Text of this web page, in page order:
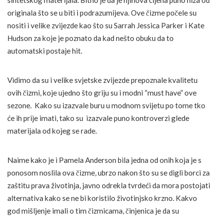
originala što se u biti i podrazumijeva. Ove čizme počele su
nositi i velike zvijezde kao što su Sarrah Jessica Parker i Kate
Hudson za koje je poznato da kad nešto obuku da to
automatski postaje hit.
Vidimo da su i velike svjetske zvijezde prepoznale kvalitetu
ovih čizmi, koje ujedno što griju su i modni “must have” ove
sezone. Kako su izazvale buru u modnom svijetu po tome tko
će ih prije imati, tako su izazvale puno kontroverzi glede
materijala od kojeg se rade.
Naime kako je i Pamela Anderson bila jedna od onih koja je s
ponosom noslila ova čizme, ubrzo nakon što su se digli borci za
zaštitu prava životinja, javno odrekla tvrdeći da mora postojati
alternativa kako se ne bi koristilo životinjsko krzno. Kakvo
god mišljenje imali o tim čizmicama, činjenica je da su